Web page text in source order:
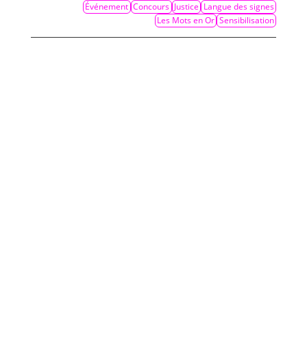
Événement Concours Justice Langue des signes
Les Mots en Or Sensibilisation